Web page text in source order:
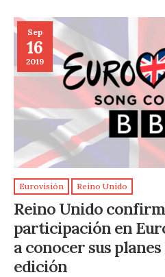
Sep
16
2019
Eurovisión Reino Unido
Reino Unido
participación en
a conocer sus
edición